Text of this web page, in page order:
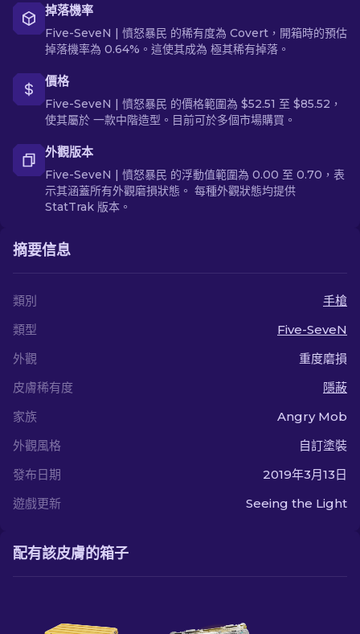
掉落機率
Five-SeveN | 憤怒暴民 的稀有度為 Covert，開箱時的預估
掉落機率為 0.64%。這使其成為 極其稀有掉落。
價格
Five-SeveN | 憤怒暴民 的價格範圍為 $52.51 至 $85.52，
使其屬於 一款中階造型。目前可於多個市場購買。
外觀版本
Five-SeveN | 憤怒暴民 的浮動值範圍為 0.00 至 0.70，表
示其涵蓋所有外觀磨損狀態。 每種外觀狀態均提供
StatTrak 版本。
摘要信息
類別
手槍
類型
Five-SeveN
外觀
重度磨損
皮膚稀有度
隱蔽
家族
Angry Mob
外觀風格
自訂塗裝
發布日期
2019年3月13日
遊戲更新
Seeing the Light
配有該皮膚的箱子